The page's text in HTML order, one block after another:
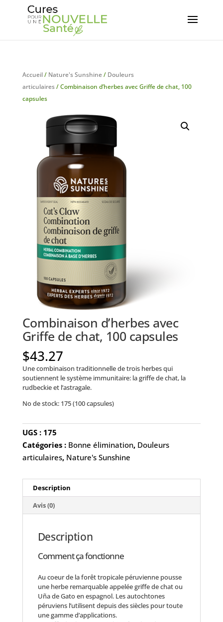
Accueil/ Nature's Sunshine/ Douleurs
articulaires/ Combinaison d’herbes avec Griffe de chat, 100
capsules
Combinaison d’herbes avec
Griffe de chat, 100 capsules
$43.27
Une combinaison traditionnelle de trois herbes qui
soutiennent le système immunitaire: la griffe de chat, la
rudbeckie et l’astragale.
No de stock: 175 (100 capsules)
UGS : 175
Catégories : Bonne élimination, Douleurs
articulaires, Nature's Sunshine
Description
Avis (0)
Description
Comment ça fonctionne
Au coeur de la forêt tropicale péruvienne pousse
une herbe remarquable appelée griffe de chat ou
Uña de Gato en espagnol. Les autochtones
péruviens l’utilisent depuis des siècles pour toute
une gamme d’applications.